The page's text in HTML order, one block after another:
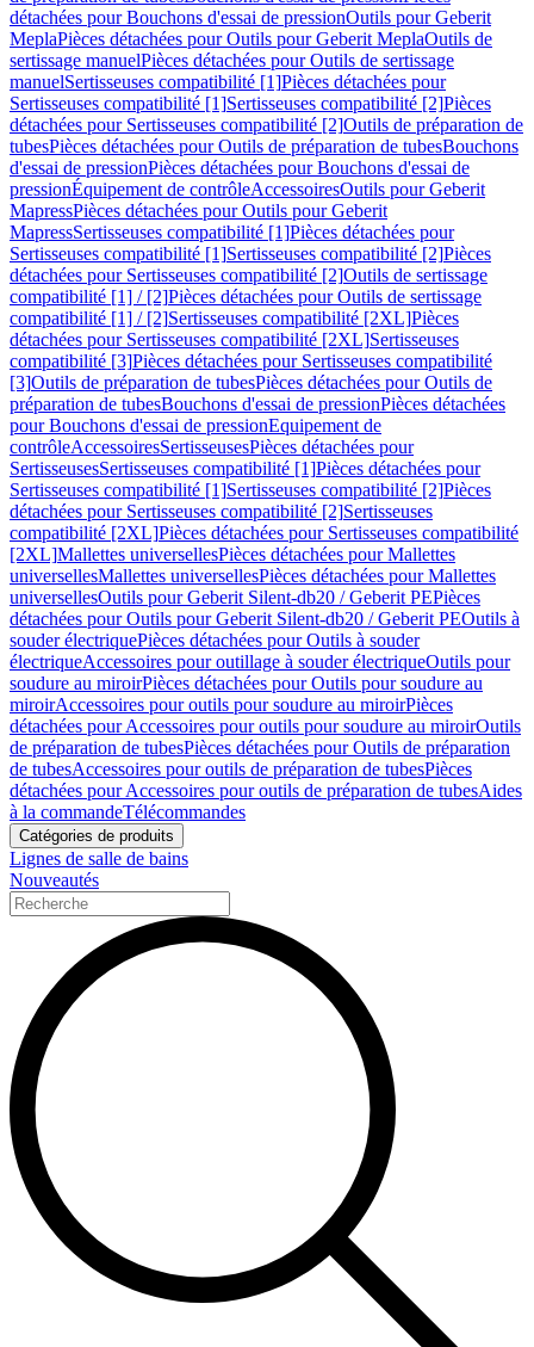
détachées pour Bouchons d'essai de pressionOutils pour Geberit
MeplaPièces détachées pour Outils pour Geberit MeplaOutils de
sertissage manuelPièces détachées pour Outils de sertissage
manuelSertisseuses compatibilité [1]Pièces détachées pour
Sertisseuses compatibilité [1]Sertisseuses compatibilité [2]Pièces
détachées pour Sertisseuses compatibilité [2]Outils de préparation de
tubesPièces détachées pour Outils de préparation de tubesBouchons
d'essai de pressionPièces détachées pour Bouchons d'essai de
pressionÉquipement de contrôleAccessoiresOutils pour Geberit
MapressPièces détachées pour Outils pour Geberit
MapressSertisseuses compatibilité [1]Pièces détachées pour
Sertisseuses compatibilité [1]Sertisseuses compatibilité [2]Pièces
détachées pour Sertisseuses compatibilité [2]Outils de sertissage
compatibilité [1] / [2]Pièces détachées pour Outils de sertissage
compatibilité [1] / [2]Sertisseuses compatibilité [2XL]Pièces
détachées pour Sertisseuses compatibilité [2XL]Sertisseuses
compatibilité [3]Pièces détachées pour Sertisseuses compatibilité
[3]Outils de préparation de tubesPièces détachées pour Outils de
préparation de tubesBouchons d'essai de pressionPièces détachées
pour Bouchons d'essai de pressionEquipement de
contrôleAccessoiresSertisseusesPièces détachées pour
SertisseusesSertisseuses compatibilité [1]Pièces détachées pour
Sertisseuses compatibilité [1]Sertisseuses compatibilité [2]Pièces
détachées pour Sertisseuses compatibilité [2]Sertisseuses
compatibilité [2XL]Pièces détachées pour Sertisseuses compatibilité
[2XL]Mallettes universellesPièces détachées pour Mallettes
universellesMallettes universellesPièces détachées pour Mallettes
universellesOutils pour Geberit Silent-db20 / Geberit PEPièces
détachées pour Outils pour Geberit Silent-db20 / Geberit PEOutils à
souder électriquePièces détachées pour Outils à souder
électriqueAccessoires pour outillage à souder électriqueOutils pour
soudure au miroirPièces détachées pour Outils pour soudure au
miroirAccessoires pour outils pour soudure au miroirPièces
détachées pour Accessoires pour outils pour soudure au miroirOutils
de préparation de tubesPièces détachées pour Outils de préparation
de tubesAccessoires pour outils de préparation de tubesPièces
détachées pour Accessoires pour outils de préparation de tubesAides
à la commandeTélécommandes
Catégories de produits
Lignes de salle de bains
Nouveautés